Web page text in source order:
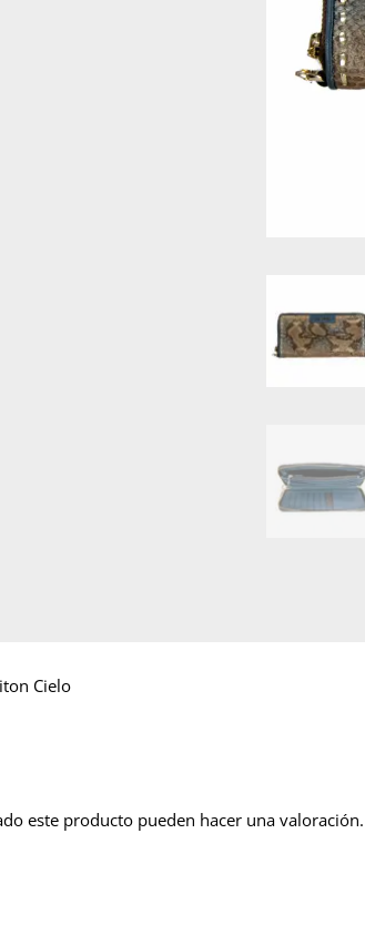
Cielo
este producto pueden hacer una valoración.